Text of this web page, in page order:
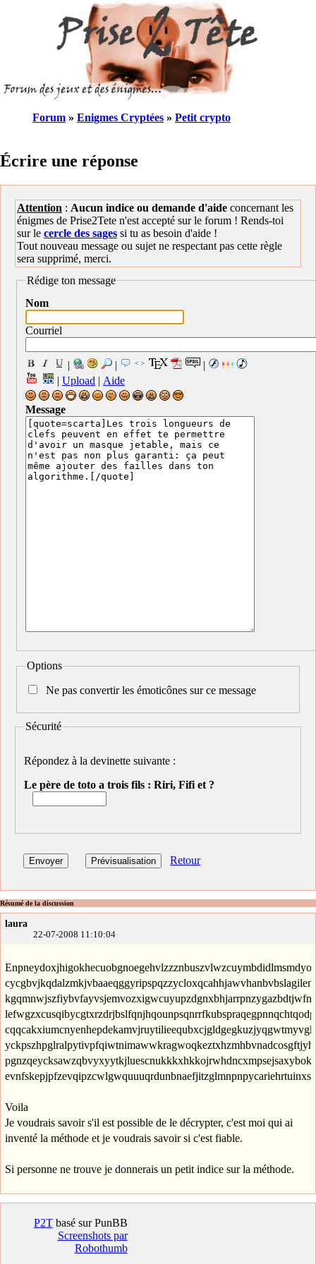
Forum » Enigmes Cryptées » Petit crypto
Écrire une réponse
Attention : Aucun indice ou demande d'aide concernant les
énigmes de Prise2Tete n'est accepté sur le forum ! Rends-toi
sur le cercle des sages si tu as besoin d'aide !
Tout nouveau message ou sujet ne respectant pas cette règle
sera supprimé, merci.
Rédige ton message
Nom
Courriel
| |
|
| Upload | Aide
Message
Options
Ne pas convertir les émoticônes sur ce message
Sécurité
Répondez à la devinette suivante :
Le père de toto a trois fils : Riri, Fifi et ?
Retour
Résumé de la discussion
laura
22-07-2008 11:10:04
evnfskepjpfzevqipzcwlgwquuuqrdunbnaefjitzglmnpnpycariehrtuinxsx
Voila
Je voudrais savoir s'il est possible de le décrypter, c'est moi qui ai
inventé la méthode et je voudrais savoir si c'est fiable.
Si personne ne trouve je donnerais un petit indice sur la méthode.
P2Tbasé sur PunBB
Screenshots par
Robothumb